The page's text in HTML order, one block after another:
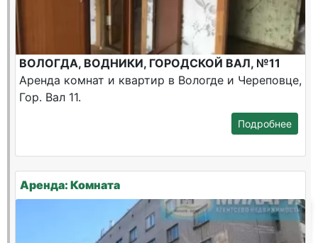
ВОЛОГДА, ВОДНИКИ, ГОРОДСКОЙ ВАЛ, №11
Аренда комнат и квартир в Вологде и Череповце,
Гор. Вал 11.
Подробнее
Аренда: Комната